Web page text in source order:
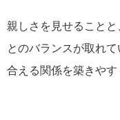
親しさを見せること
とのバランスが取れ
合える関係を築きやす